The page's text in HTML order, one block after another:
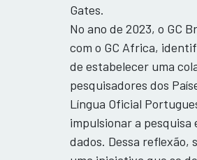
Gates.
No ano de 2023, o GC
com o GC Africa,
de estabelecer uma
pesquisadores dos
Língua Oficial
impulsionar a pesquisa
dados. Dessa reflexão,